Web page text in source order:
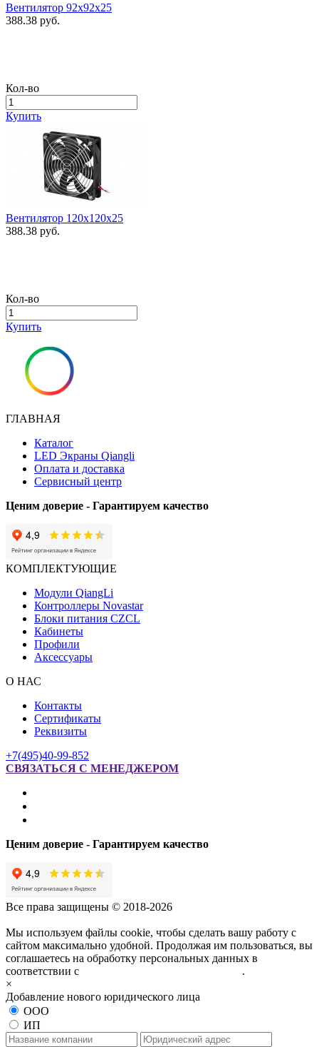
Вентилятор 92x92x25
388.38 руб.
Кол-во
Купить
Вентилятор 120х120х25
388.38 руб.
Кол-во
Купить
ГЛАВНАЯ
Каталог
LED Экраны Qiangli
Оплата и доставка
Сервисный центр
Ценим доверие - Гарантируем качество
КОМПЛЕКТУЮЩИЕ
Модули QiangLi
Контроллеры Novastar
Блоки питания CZCL
Кабинеты
Профили
Аксессуары
О НАС
Контакты
Сертификаты
Реквизиты
+7(495)40-99-852
СВЯЗАТЬСЯ С МЕНЕДЖЕРОМ
Ценим доверие - Гарантируем качество
Все права защищены © 2018-2026
Мы используем файлы cookie, чтобы сделать вашу работу с
сайтом максимально удобной. Продолжая им пользоваться, вы
соглашаетесь на обработку персональных данных в
соответствии с
.
×
Добавление нового юридического лица
ООО
ИП